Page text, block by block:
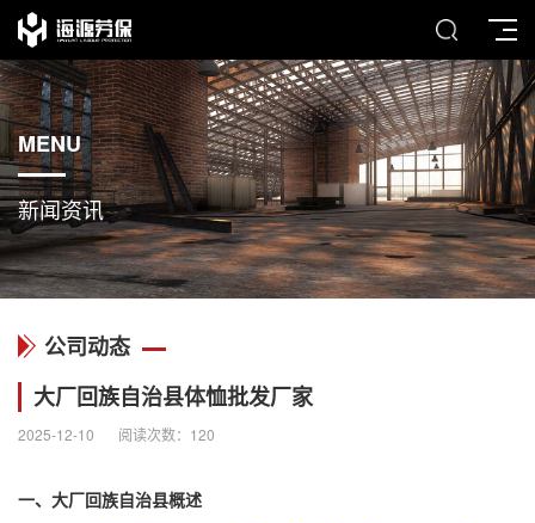
MENU
新闻资讯
公司动态
大厂回族自治县体恤批发厂家
2025-12-10 阅读次数： 120
一、大厂回族自治县概述